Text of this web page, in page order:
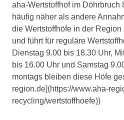
aha-Wertstoffhof im
häufig näher als andere
die Wertstoffhöfe in der
und führt für reguläre
Dienstag 9.00 bis 18.30 Uhr,
bis 16.00 Uhr und Samstag
montags bleiben diese Höfe
region.de](https://www.aha-
recycling/wertstoffhoefe))